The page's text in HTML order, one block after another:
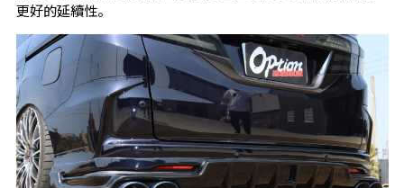
更好的延續性。